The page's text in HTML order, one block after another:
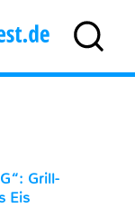
Grill-
Eis